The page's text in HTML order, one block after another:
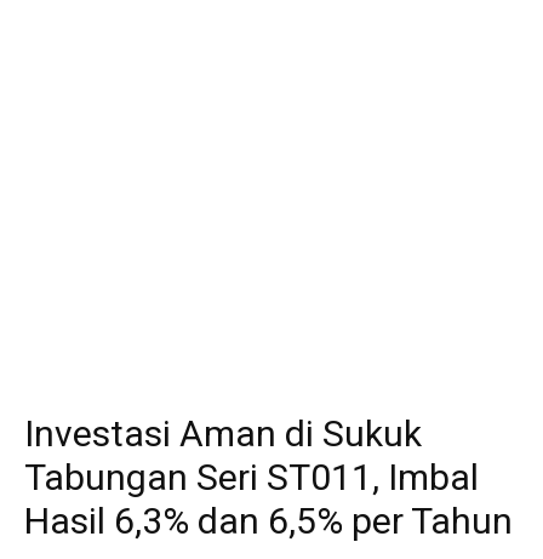
Investasi Aman di Sukuk
Tabungan Seri ST011, Imbal
Hasil 6,3% dan 6,5% per Tahun